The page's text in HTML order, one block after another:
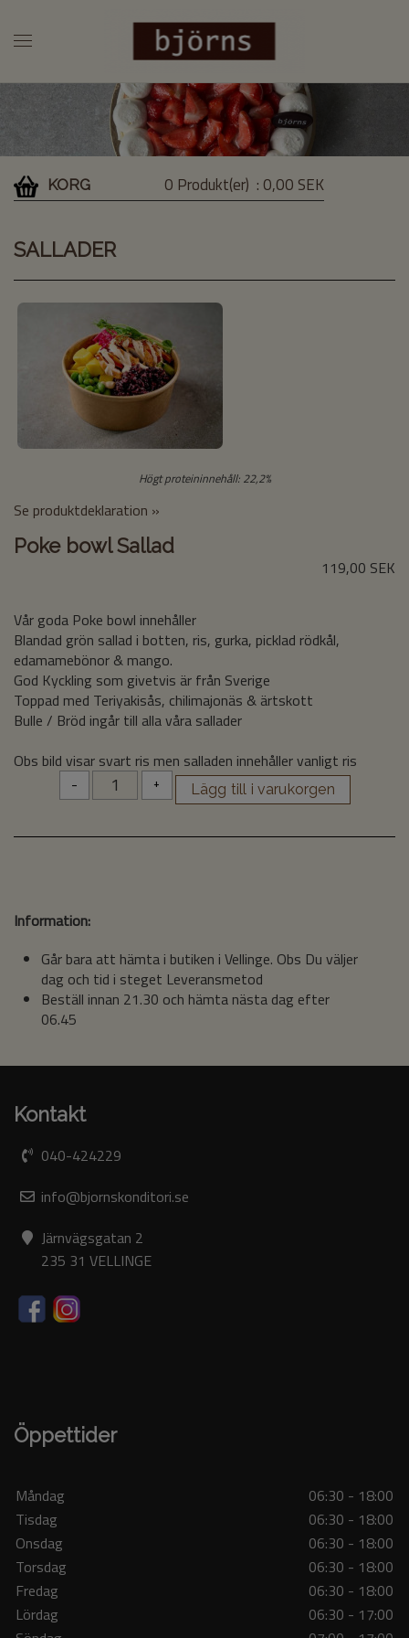
KORG 0 Produkt(er) : 0,00 SEK
SALLADER
Högt proteininnehåll: 22,2%
Se produktdeklaration »
Poke bowl Sallad
119,00 SEK
Vår goda Poke bowl innehåller
Blandad grön sallad i botten, ris, gurka, picklad rödkål,
edamamebönor & mango.
God Kyckling som givetvis är från Sverige
Toppad med Teriyakisås, chilimajonäs & ärtskott
Bulle / Bröd ingår till alla våra sallader
Obs bild visar svart ris men salladen innehåller vanligt ris
- +
Information:
Går bara att hämta i butiken i Vellinge. Obs Du väljer
dag och tid i steget Leveransmetod
Beställ innan 21.30 och hämta nästa dag efter
06.45
Kontakt
040-424229
info@bjornskonditori.se
Järnvägsgatan 2
235 31 VELLINGE
Öppettider
Måndag
06:30 - 18:00
Tisdag
06:30 - 18:00
Onsdag
06:30 - 18:00
Torsdag
06:30 - 18:00
Fredag
06:30 - 18:00
Lördag
06:30 - 17:00